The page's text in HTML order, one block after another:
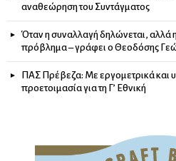
αναθεώρηση του Συντάγματος
Όταν η συναλλαγή δηλώνεται, αλλά
πρόβλημα – γράφει ο Θεοδόσης
ΠΑΣ Πρέβεζα: Με εργομετρικά και
προετοιμασία για τη Γ’ Εθνική